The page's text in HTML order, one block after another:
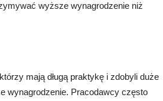
wyższe wynagrodzenie niż
mają długą praktykę i zdobyli duże
wynagrodzenie. Pracodawcy często